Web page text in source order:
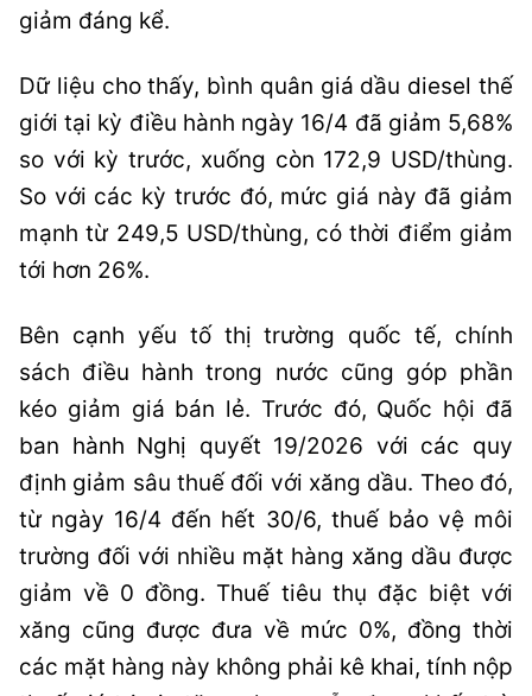
giảm đáng kể.
Dữ liệu cho thấy, bình quân giá dầu diesel thế
giới tại kỳ điều hành ngày 16/4 đã giảm 5,68%
so với kỳ trước, xuống còn 172,9 USD/thùng.
So với các kỳ trước đó, mức giá này đã giảm
mạnh từ 249,5 USD/thùng, có thời điểm giảm
tới hơn 26%.
Bên cạnh yếu tố thị trường quốc tế, chính
sách điều hành trong nước cũng góp phần
kéo giảm giá bán lẻ. Trước đó, Quốc hội đã
ban hành Nghị quyết 19/2026 với các quy
định giảm sâu thuế đối với xăng dầu. Theo đó,
từ ngày 16/4 đến hết 30/6, thuế bảo vệ môi
trường đối với nhiều mặt hàng xăng dầu được
giảm về 0 đồng. Thuế tiêu thụ đặc biệt với
xăng cũng được đưa về mức 0%, đồng thời
các mặt hàng này không phải kê khai, tính nộp